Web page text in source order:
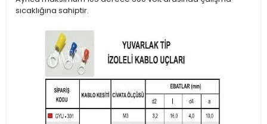
sıcaklığına sahiptir.